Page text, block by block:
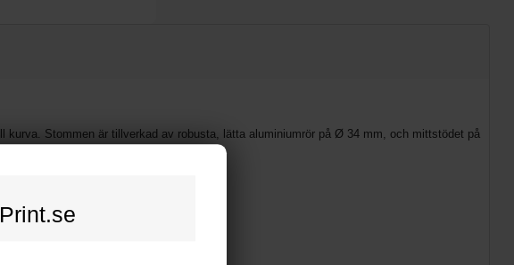
kurva. Stommen är tillverkad av robusta, lätta aluminiumrör på Ø 34 mm, och mittstödet på
spänns ut med en smart dragkedja.